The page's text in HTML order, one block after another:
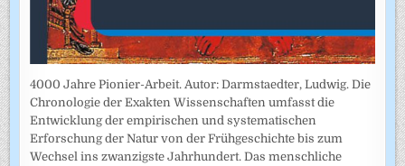
4000 Jahre Pionier-Arbeit. Autor: Darmstaedter, Ludwig. Die
Chronologie der Exakten Wissenschaften umfasst die
Entwicklung der empirischen und systematischen
Erforschung der Natur von der Frühgeschichte bis zum
Wechsel ins zwanzigste Jahrhundert. Das menschliche